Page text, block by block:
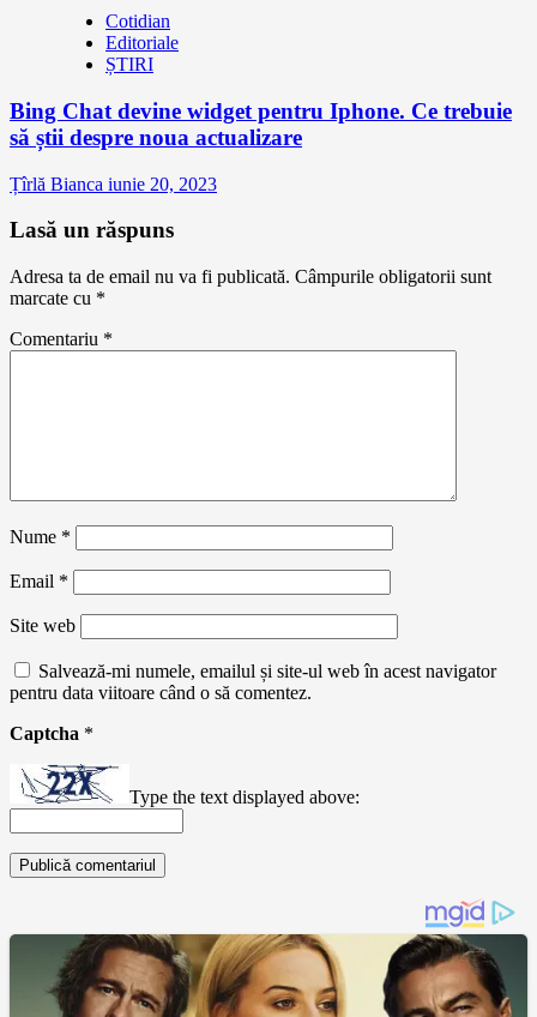
Cotidian
Editoriale
ȘTIRI
Bing Chat devine widget pentru Iphone. Ce trebuie
să știi despre noua actualizare
Țîrlă Bianca iunie 20, 2023
Lasă un răspuns
Adresa ta de email nu va fi publicată. Câmpurile obligatorii sunt
marcate cu *
Comentariu *
Nume *
Email *
Site web
Salvează-mi numele, emailul și site-ul web în acest navigator
pentru data viitoare când o să comentez.
Captcha *
Type the text displayed above: